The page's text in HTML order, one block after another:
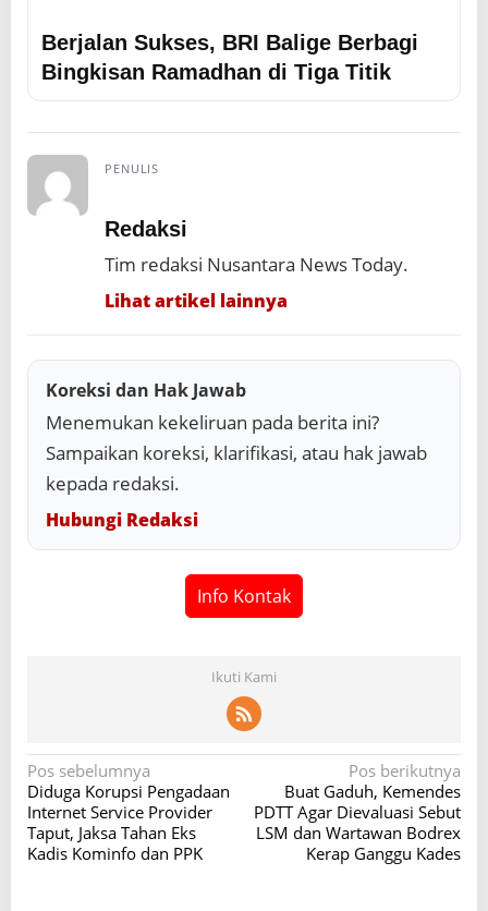
Berjalan Sukses, BRI Balige Berbagi
Bingkisan Ramadhan di Tiga Titik
PENULIS
Redaksi
Tim redaksi Nusantara News Today.
Lihat artikel lainnya
Koreksi dan Hak Jawab
Menemukan kekeliruan pada berita ini?
Sampaikan koreksi, klarifikasi, atau hak jawab
kepada redaksi.
Hubungi Redaksi
Info Kontak
Ikuti Kami
N
a
v
i
Pos sebelumnya
Diduga Korupsi Pengadaan
Internet Service Provider
Taput, Jaksa Tahan Eks
Kadis Kominfo dan PPK
Pos berikutnya
Buat Gaduh, Kemendes
PDTT Agar Dievaluasi Sebut
LSM dan Wartawan Bodrex
Kerap Ganggu Kades